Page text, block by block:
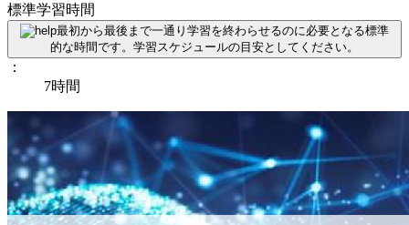
標準学習時間
最初から最後まで一通り学習を終わらせるのに必要となる標準
的な時間です。学習スケジュールの目安としてください。
：
7時間